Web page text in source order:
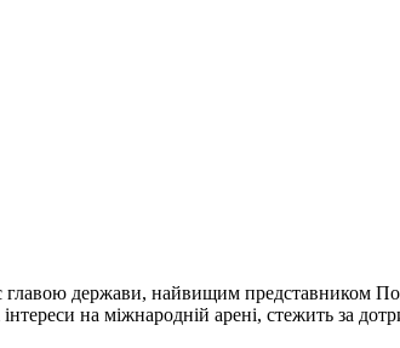
главою держави, найвищим представником
на міжнародній арені, стежить за